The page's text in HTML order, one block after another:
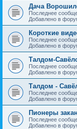
Дача
Последнее
Добавлено в
Короткие
Последнее
Добавлено в
Талдом-
Последнее
Добавлено в
Талдом -
Последнее
Добавлено в
Пионеры
Последнее
Добавлено в